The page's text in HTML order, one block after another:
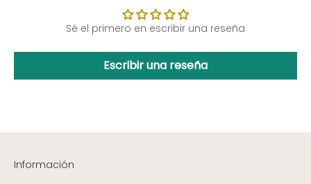
Sé el primero en escribir una reseña
Escribir una reseña
Información